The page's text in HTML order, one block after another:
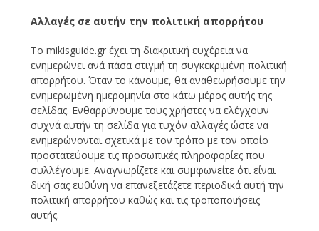
Αλλαγές σε αυτήν την πολιτική απορρήτου
Το mikisguide.gr έχει τη διακριτική ευχέρεια να
ενημερώνει ανά πάσα στιγμή τη συγκεκριμένη πολιτική
απορρήτου. Όταν το κάνουμε, θα αναθεωρήσουμε την
ενημερωμένη ημερομηνία στο κάτω μέρος αυτής της
σελίδας. Ενθαρρύνουμε τους χρήστες να ελέγχουν
συχνά αυτήν τη σελίδα για τυχόν αλλαγές ώστε να
ενημερώνονται σχετικά με τον τρόπο με τον οποίο
προστατεύουμε τις προσωπικές πληροφορίες που
συλλέγουμε. Αναγνωρίζετε και συμφωνείτε ότι είναι
δική σας ευθύνη να επανεξετάζετε περιοδικά αυτή την
πολιτική απορρήτου καθώς και τις τροποποιήσεις
αυτής.